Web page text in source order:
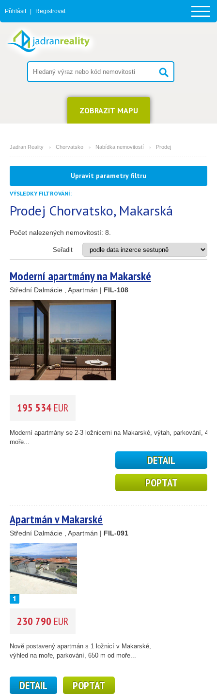
Přihlásit Registrovat
ZOBRAZIT MAPU
Jadran Reality Chorvatsko Nabídka nemovitostí Prodej
MĚSTO
(můžete vybrat více položek)
Apartmán
Dům
Dům s apartmány
Investiční projekt
Stavební pozemek
VZDÁLENOST OD MOŘE DO(m)
OBLAST (můžete vybrat více položek)
Istrie (3)
Kvarner (12)
Jižní Dalmácie
CENA(vyberte rozsah)
Upravit parametry filtru
VÝSLEDKY FILTROVÁNÍ:
Prodej Chorvatsko, Makarská
Počet nalezených nemovitostí: 8
Seřadit
Moderní apartmány na Makarské
Střední Dalmácie , Apartmán | FIL-108
195 534 EUR
Moderní apartmány se 2-3 ložnicemi na Makarské, výtah, parkování, 400
moře...
DETAIL
POPTAT
Apartmán v Makarské
Střední Dalmácie , Apartmán | FIL-091
230 790 EUR
Nově postavený apartmán s 1 ložnicí v Makarské,
výhled na moře, parkování, 650 m od moře...
DETAIL POPTAT